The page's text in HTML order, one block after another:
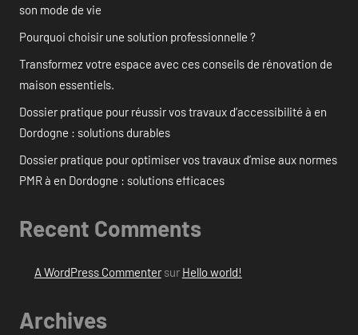
son mode de vie
Pourquoi choisir une solution professionnelle ?
Transformez votre espace avec ces conseils de rénovation de
maison essentiels.
Dossier pratique pour réussir vos travaux d’accessibilité à en
Dordogne : solutions durables
Dossier pratique pour optimiser vos travaux d’mise aux normes
PMR à en Dordogne : solutions efficaces
Recent Comments
A WordPress Commentersur Hello world!
Archives